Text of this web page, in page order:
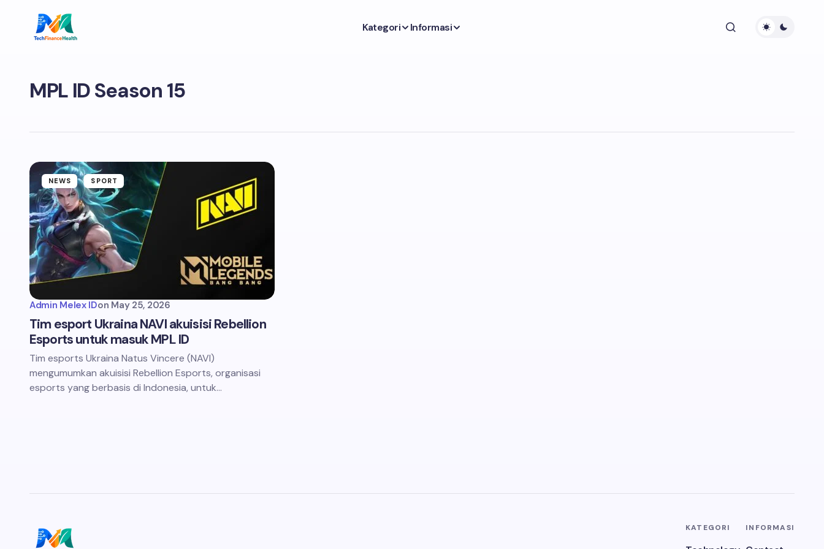
Kategori Informasi
MPL ID Season 15
NEWS SPORT
Admin Melex IDon May 25, 2026
Tim esport Ukraina NAVI akuisisi Rebellion
Esports untuk masuk MPL ID
Tim esports Ukraina Natus Vincere (NAVI)
mengumumkan akuisisi Rebellion Esports, organisasi
esports yang berbasis di Indonesia, untuk…
KATEGORI INFORMASI